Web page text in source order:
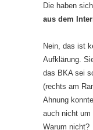
Die haben
aus dem
Nein, das ist
Aufklärung.
das BKA sei
(rechts am
Ahnung
auch nicht um
Warum nicht?